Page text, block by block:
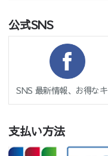
公式SNS
SNS 最新情報、お得な
支払い方法